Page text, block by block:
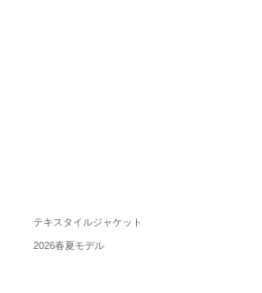
テキスタイルジャケット
2026春夏モデル